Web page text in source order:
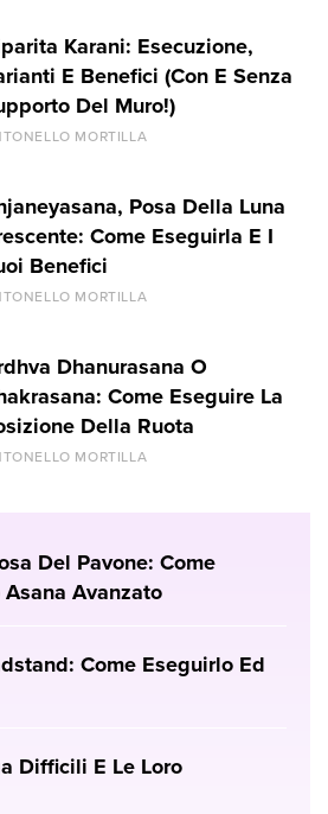
Karani: Esecuzione,
E Benefici (Con E Senza
Del Muro!)
MORTILLA
Posa Della Luna
Come Eseguirla E I
Benefici
MORTILLA
Dhanurasana O
Come Eseguire La
Della Ruota
MORTILLA
Del Pavone: Come
Avanzato
Come Eseguirlo Ed
Difficili E Le Loro